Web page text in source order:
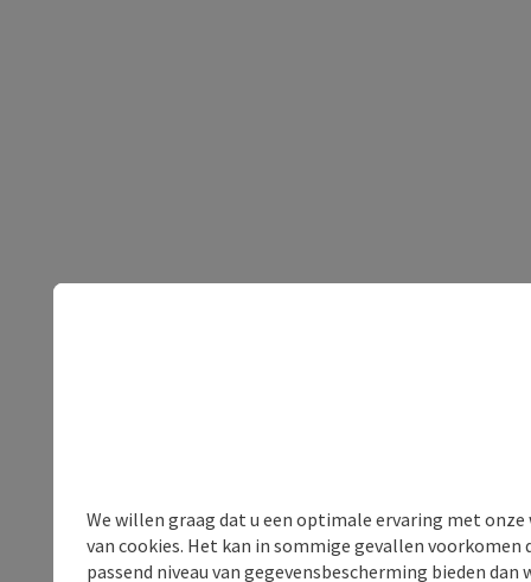
We willen graag dat u een optimale ervaring met
van cookies. Het kan in sommige gevallen voorkomen
passend niveau van gegevensbescherming bieden